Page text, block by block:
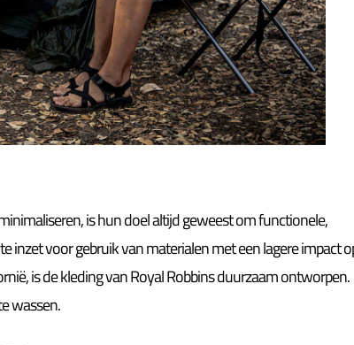
is hun doel altijd geweest om functionele,
inzet voor gebruik van materialen met een lagere impact
is de kleding van Royal Robbins duurzaam ontworpen.
wassen.